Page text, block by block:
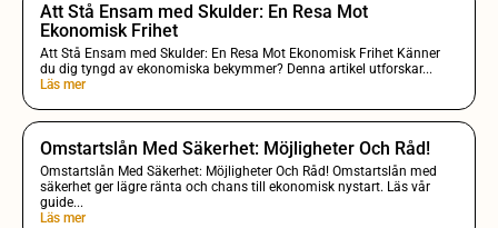
Att Stå Ensam med Skulder: En Resa Mot
Ekonomisk Frihet
Att Stå Ensam med Skulder: En Resa Mot Ekonomisk Frihet Känner
du dig tyngd av ekonomiska bekymmer? Denna artikel utforskar...
Läs mer
Omstartslån Med Säkerhet: Möjligheter Och Råd!
Omstartslån Med Säkerhet: Möjligheter Och Råd! Omstartslån med
säkerhet ger lägre ränta och chans till ekonomisk nystart. Läs vår
guide...
Läs mer